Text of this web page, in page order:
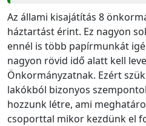
Az állami kisajátítás 8
háztartást érint. Ez nagyon
ennél is több papírmunkát
nagyon rövid idő alatt kell
Önkormányzatnak. Ezért
lakókból bizonyos
hozzunk létre, ami
csoporttal mikor kezdünk el